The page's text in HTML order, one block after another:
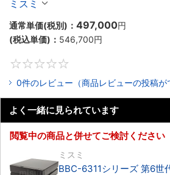
ミスミ
通常単価(税別)： 497,000円
(税込単価)： 546,700円
0件のレビュー（商品レビューの投稿が
よく一緒に見られています
閲覧中の商品と併せてご検討ください
ミスミ
BBC-6311シリーズ 第6世